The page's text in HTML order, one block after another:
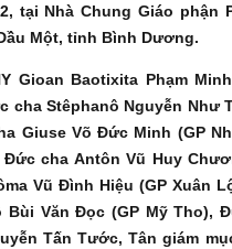
tại Nhà Chung Giáo
Một, tỉnh Bình Dương.
Gioan Baotixita Phạm
cha Stêphanô Nguyễn Như
Giuse Võ Đức Minh (GP
Đức cha Antôn Vũ Huy
Vũ Đình Hiệu (GP Xuân
Bùi Văn Đọc (GP Mỹ Tho),
Tấn Tước, Tân giám